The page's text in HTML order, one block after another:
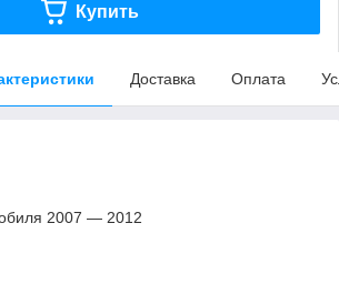
Купить
Доставка Оплата
2007 ― 2012